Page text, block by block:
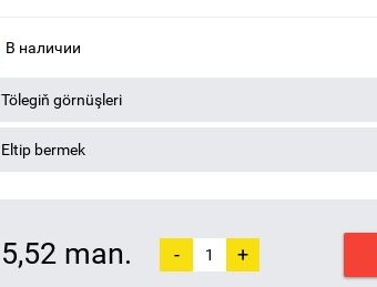
В наличии
Tölegiň görnüşleri
Eltip bermek
5,52 man. - +